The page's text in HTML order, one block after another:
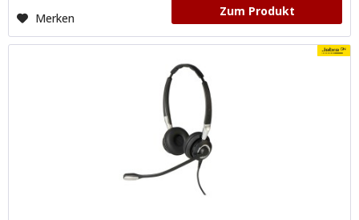
Merken Zum Produkt